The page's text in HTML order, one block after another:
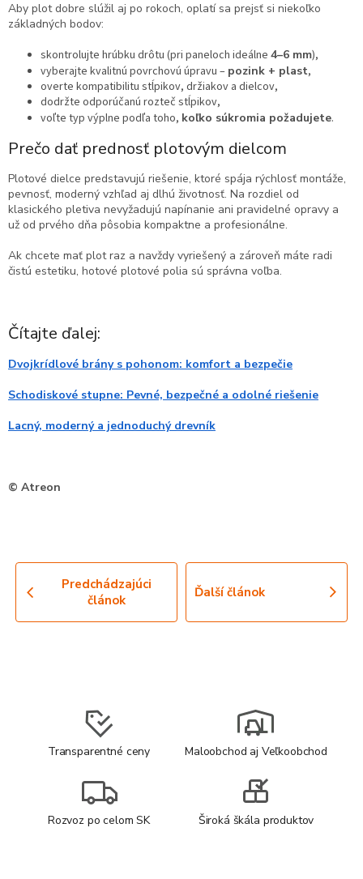
Aby plot dobre slúžil aj po rokoch, oplatí sa prejsť si niekoľko
základných bodov:
skontrolujte hrúbku drôtu (pri paneloch ideálne 4–6 mm),
vyberajte kvalitnú povrchovú úpravu – pozink + plast,
overte kompatibilitu stĺpikov, držiakov a dielcov,
dodržte odporúčanú rozteč stĺpikov,
voľte typ výplne podľa toho, koľko súkromia požadujete.
Prečo dať prednosť plotovým dielcom
Plotové dielce predstavujú riešenie, ktoré spája rýchlosť montáže,
pevnosť, moderný vzhľad aj dlhú životnosť. Na rozdiel od
klasického pletiva nevyžadujú napínanie ani pravidelné opravy a
už od prvého dňa pôsobia kompaktne a profesionálne.
Ak chcete mať plot raz a navždy vyriešený a zároveň máte radi
čistú estetiku, hotové plotové polia sú správna voľba.
Čítajte ďalej:
Dvojkrídlové brány s pohonom: komfort a bezpečie
Schodiskové stupne: Pevné, bezpečné a odolné riešenie
Lacný, moderný a jednoduchý drevník
© Atreon
Predchádzajúci
článok
Ďalší článok
Transparentné ceny Maloobchod aj Veľkoobchod
Rozvoz po celom SK Široká škála produktov